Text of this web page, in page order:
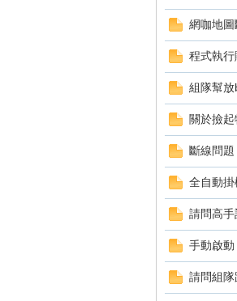
網咖地
程式執
組隊幫
關於撿
斷線問題
全自動
請問高手
手動啟
請問組